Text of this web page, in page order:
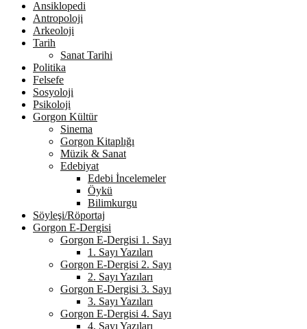
Ansiklopedi
Antropoloji
Arkeoloji
Tarih
Sanat Tarihi
Politika
Felsefe
Sosyoloji
Psikoloji
Gorgon Kültür
Sinema
Gorgon Kitaplığı
Müzik & Sanat
Edebiyat
Edebi İncelemeler
Öykü
Bilimkurgu
Söyleşi/Röportaj
Gorgon E-Dergisi
Gorgon E-Dergisi 1. Sayı
1. Sayı Yazıları
Gorgon E-Dergisi 2. Sayı
2. Sayı Yazıları
Gorgon E-Dergisi 3. Sayı
3. Sayı Yazıları
Gorgon E-Dergisi 4. Sayı
4. Sayı Yazıları